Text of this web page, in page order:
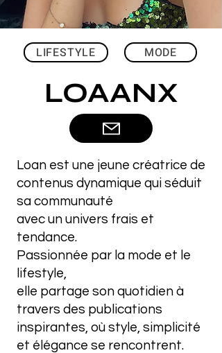
LIFESTYLE MODE
LOAANX
Loan est une jeune créatrice de
contenus dynamique qui séduit
sa communauté
avec un univers frais et
tendance.
Passionnée par la mode et le
lifestyle,
elle partage son quotidien à
travers des publications
inspirantes, où style, simplicité
et élégance se rencontrent.